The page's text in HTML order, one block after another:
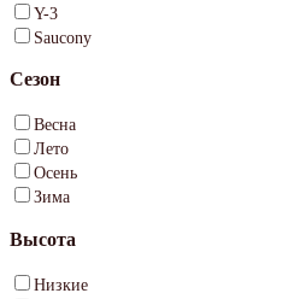
Y-3
Saucony
Сезон
Весна
Лето
Осень
Зима
Высота
Низкие